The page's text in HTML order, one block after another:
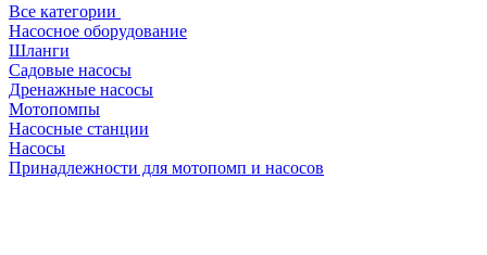
Все категории
Насосное оборудование
Шланги
Садовые насосы
Дренажные насосы
Мотопомпы
Насосные станции
Насосы
Принадлежности для мотопомп и насосов